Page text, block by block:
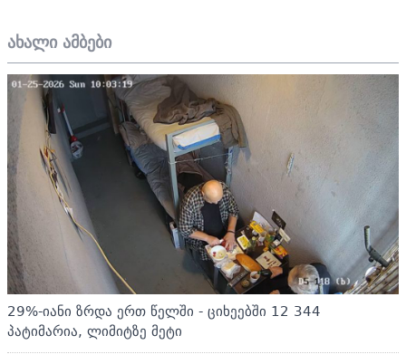
ახალი ამბები
29%-იანი ზრდა ერთ წელში - ციხეებში 12 344
პატიმარია, ლიმიტზე მეტი